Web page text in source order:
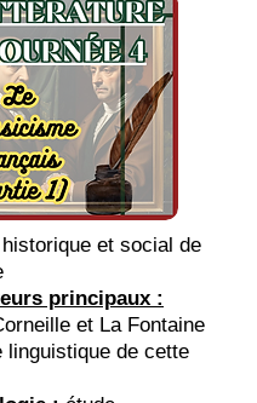
et social de
principaux :
et La Fontaine
linguistique de cette